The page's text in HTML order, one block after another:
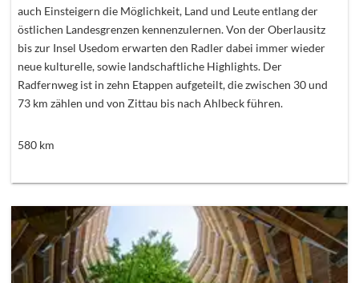
auch Einsteigern die Möglichkeit, Land und Leute entlang der
östlichen Landesgrenzen kennenzulernen. Von der Oberlausitz
bis zur Insel Usedom erwarten den Radler dabei immer wieder
neue kulturelle, sowie landschaftliche Highlights. Der
Radfernweg ist in zehn Etappen aufgeteilt, die zwischen 30 und
73 km zählen und von Zittau bis nach Ahlbeck führen.
580km